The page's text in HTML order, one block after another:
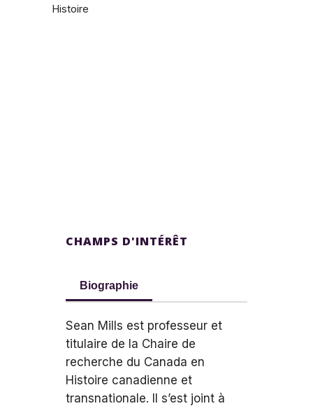
Histoire
CHAMPS D'INTÉRÊT
Biographie
Sean Mills est professeur et
titulaire de la Chaire de
recherche du Canada en
Histoire canadienne et
transnationale. Il s’est joint à